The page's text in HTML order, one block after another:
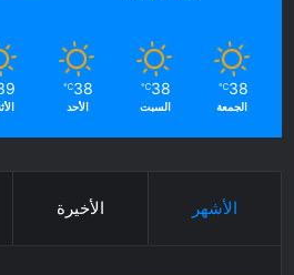
38
℃
الجمعة
38
℃
السبت
38
℃
الأحد
الأشهر الأخيرة